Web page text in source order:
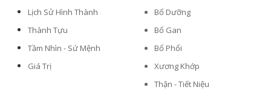
Lịch Sử Hình Thành
Thành Tựu
Tầm Nhìn - Sứ Mệnh
Giá Trị
Bổ Dưỡng
Bổ Gan
Bổ Phổi
Xương Khớp
Thận - Tiết Niệu